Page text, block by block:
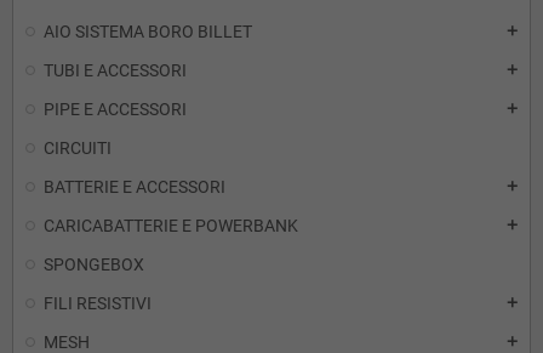
AIO SISTEMA BORO BILLET add
TUBI E ACCESSORI add
PIPE E ACCESSORI add
CIRCUITI
BATTERIE E ACCESSORI
add
CARICABATTERIE E POWERBANK add
SPONGEBOX
FILI RESISTIVI
add
MESH add